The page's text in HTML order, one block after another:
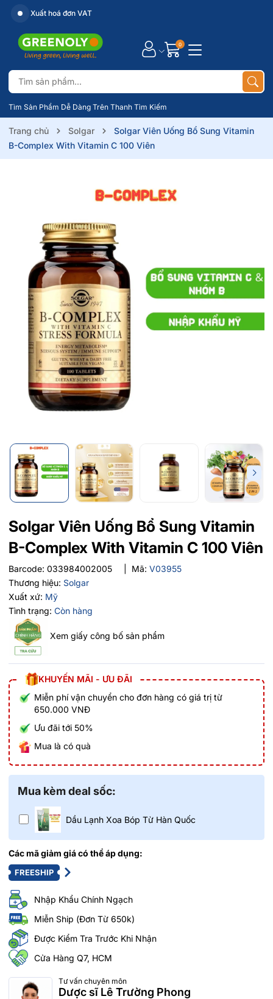
Xuất hoá đơn VAT
Tìm Sản Phẩm Dễ Dàng Trên Thanh Tìm Kiếm
0
Trang chủ Solgar
Solgar Viên Uống Bổ Sung Vitamin
B-Complex With Vitamin C 100 Viên
Solgar Viên Uống Bổ Sung Vitamin
B-Complex With Vitamin C 100 Viên
Barcode: 033984002005 Mã: V03955
Thương hiệu: Solgar
Xuất xứ: Mỹ
Tình trạng: Còn hàng
Xem giấy công bố sản phẩm
KHUYẾN MÃI - ƯU ĐÃI
Miễn phí vận chuyển cho đơn hàng có giá trị từ
650.000 VNĐ
Ưu đãi tới 50%
Mua là có quà
Mua kèm deal sốc:
Dầu Lạnh Xoa Bóp Từ Hàn Quốc
Các mã giảm giá có thể áp dụng:
FREESHIP
Nhập Khẩu Chính Ngạch
Miễn Ship (Đơn Từ 650k)
Được Kiểm Tra Trước Khi Nhận
Cửa Hàng Q7, HCM
Tư vấn chuyên môn
Dược sĩ Lê Trường Phong